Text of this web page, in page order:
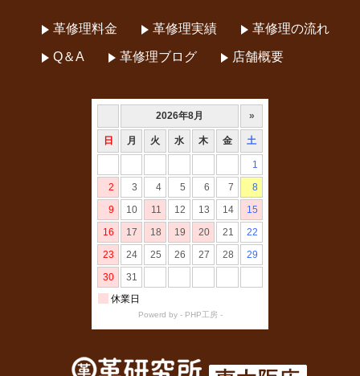
革修理料金 革修理実績 革修理の流れ
Q＆A 革修理ブログ 店舗概要